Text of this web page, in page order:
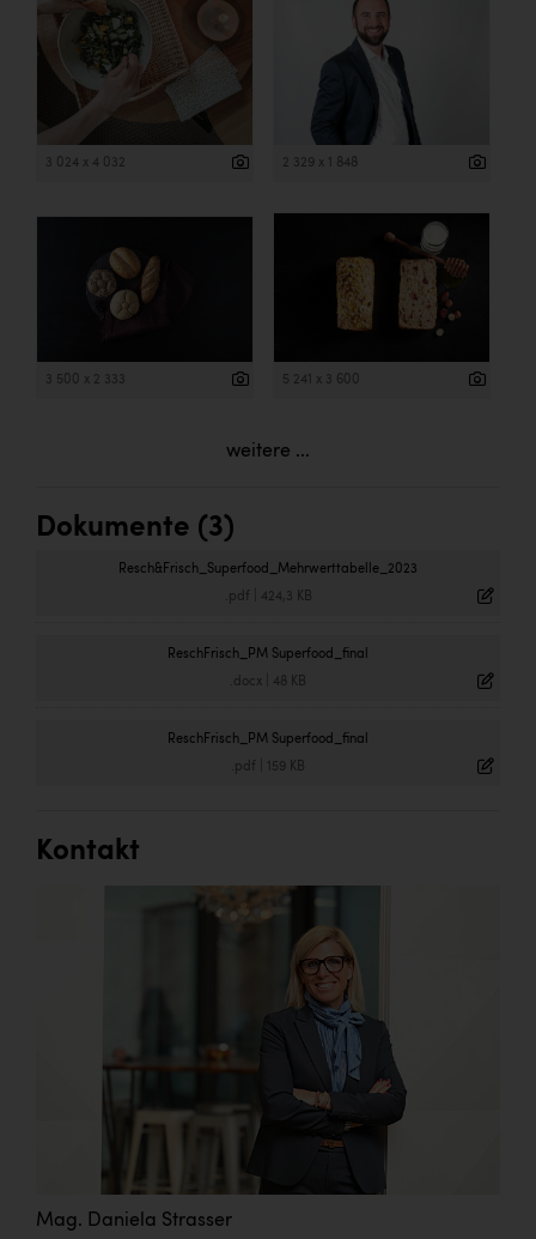
3 024 x 4 032 2 329 x 1 848
3 500 x 2 333 5 241 x 3 600
weitere ...
Dokumente (3)
Resch&Frisch_Superfood_Mehrwerttabelle_2023
.pdf 424,3 KB
ReschFrisch_PM Superfood_final
.docx 48 KB
ReschFrisch_PM Superfood_final
.pdf 159 KB
Kontakt
Mag. Daniela Strasser